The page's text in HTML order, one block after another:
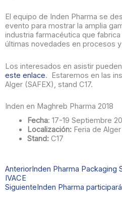
El equipo de Inden Pharma se
evento para mostrar la amplia
industria farmacéutica que
últimas novedades en procesos
Los interesados en asistir
este enlace. Estaremos en las
Alger (SAFEX), stand C17.
Inden en Maghreb Pharma 2018
Fecha: 17-19 Septiembre
Localización:Feria de Alger
Stand:C17
Ant
AnteriorInden Pharma Packaging
IVACE
SiguienteInden Pharma